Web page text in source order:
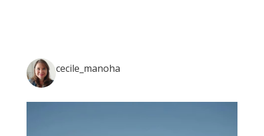
cecile_manoha